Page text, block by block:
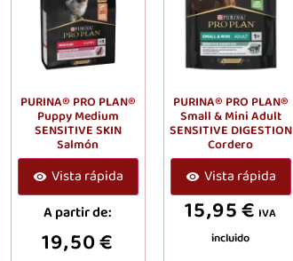
PURINA® PRO PLAN®
Puppy Medium
SENSITIVE SKIN
Salmón
Vista rápida
A partir de:
19,50€
PURINA® PRO PLAN®
Small & Mini Adult
SENSITIVE DIGESTION
Cordero
Vista rápida
15,95€ IVA
incluido